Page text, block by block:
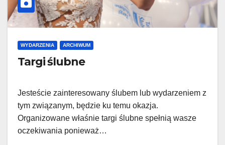
WYDARZENIA ARCHIWUM
Targi ślubne
Jesteście zainteresowany ślubem lub wydarzeniem z
tym związanym, będzie ku temu okazja.
Organizowane właśnie targi ślubne spełnią wasze
oczekiwania ponieważ…